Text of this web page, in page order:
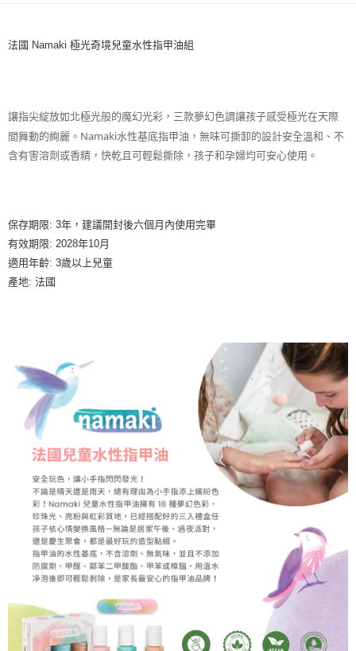
付款後全家取貨
每筆NT$100，滿NT$999(含以上)免運費
每筆NT$85，滿NT$999(含以上)免運費
宅配
每筆NT$85，滿NT$999(含以上)免運費
法國 Namaki 極光奇境兒童水性指甲油組
讓指尖綻放如北極光般的魔幻光彩，三款夢幻色調讓孩子感受極光在天際
間舞動的絢麗。Namaki水性基底指甲油，無味可撕卸的設計安全溫和、不
含有害溶劑或香精，快乾且可輕鬆撕除，孩子和孕婦均可安心使用。
保存期限: 3年，建議開封後六個月內使用完畢
有效期限: 2028年10月
適用年齡: 3歲以上兒童
產地: 法國